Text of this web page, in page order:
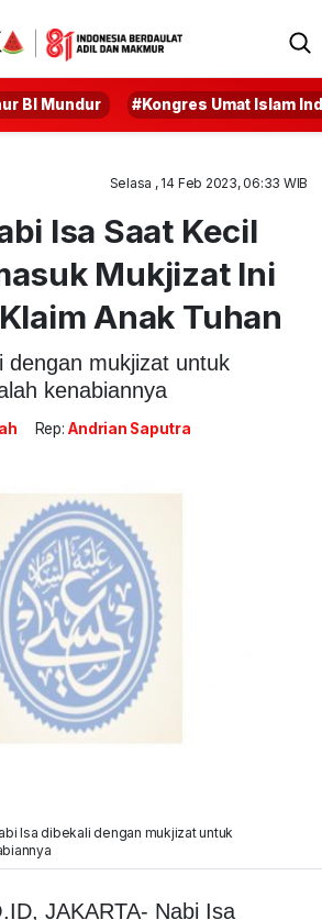
BI Mundur #Kongres Umat Islam
Selasa , 14 Feb 2023, 06:33 WIB
Isa Saat Kecil
Mukjizat Ini
Anak Tuhan
dengan mukjizat untuk
kenabiannya
Rep: Andrian Saputra
Isa dibekali dengan mukjizat untuk
JAKARTA- Nabi Isa